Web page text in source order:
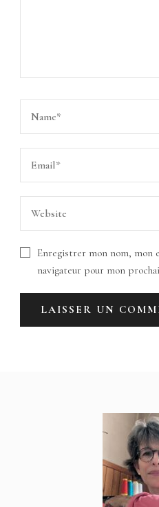
Enregistrer mon nom, mon
navigateur pour mon